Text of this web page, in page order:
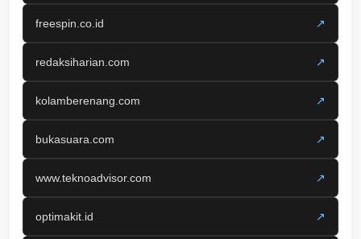
freespin.co.id ↗
redaksiharian.com ↗
kolamberenang.com ↗
bukasuara.com ↗
www.teknoadvisor.com ↗
optimakit.id ↗